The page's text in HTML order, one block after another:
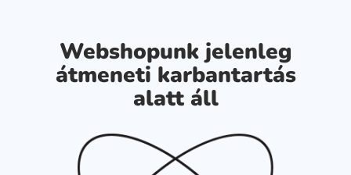
Webshopunk jelenleg
átmeneti karbantartás
alatt áll